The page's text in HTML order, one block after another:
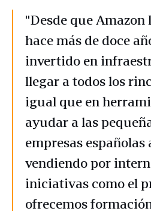
"Desde que Amazon
hace más de doce
invertido en
llegar a todos los
igual que en
ayudar a las
empresas
vendiendo por
iniciativas como el
ofrecemos